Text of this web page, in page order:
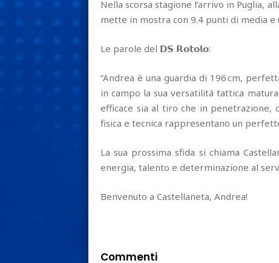
Nella scorsa stagione l’arrivo in Puglia,
mette in mostra con 9.4 punti di media e
Le parole del 𝗗𝗦 𝗥𝗼𝘁𝗼𝗹𝗼:
“Andrea è una guardia di 196 cm,
in campo la sua versatilitá tattica
efficace sia al tiro che in penetrazione,
fisica e tecnica rappresentano un
La sua prossima sfida si chiama
energia, talento e determinazione al
Benvenuto a Castellaneta, Andrea!
Commenti